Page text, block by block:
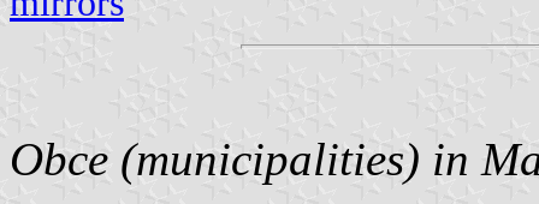
Obce (municipalities) in